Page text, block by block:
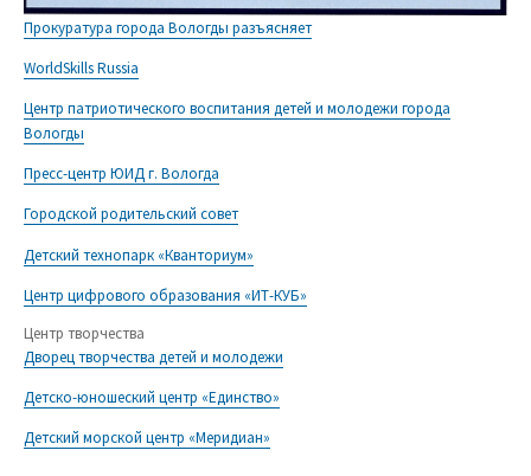
Прокуратура города Вологды разъясняет
WorldSkills Russia
Центр патриотического воспитания детей и молодежи города
Вологды
Пресс-центр ЮИД г. Вологда
Городской родительский совет
Детский технопарк «Кванториум»
Центр цифрового образования «ИТ-КУБ»
Центр творчества
Дворец творчества детей и молодежи
Детско-юношеский центр «Единство»
Детский морской центр «Меридиан»